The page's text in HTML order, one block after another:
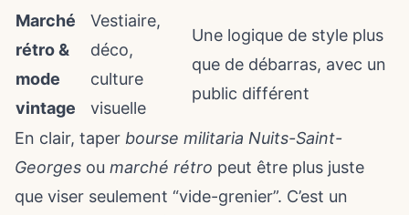
Marché
rétro &
mode
vintage
Vestiaire,
déco,
culture
visuelle
Une logique de style plus
que de débarras, avec un
public différent
En clair, taper bourse militaria Nuits-Saint-
Georges ou marché rétro peut être plus juste
que viser seulement “vide-grenier”. C’est un